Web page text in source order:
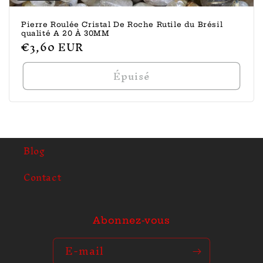
Pierre Roulée Cristal De Roche Rutile du Brésil
qualité A 20 À 30MM
Prix
habituel
€3,60 EUR
Épuisé
Blog
Contact
Abonnez-vous
E-mail